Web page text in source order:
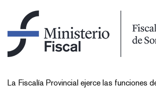
La Fiscalía Provincial ejerce las funciones